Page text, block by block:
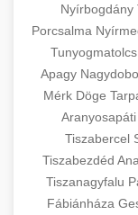
with
procedures,
for
✨ 10.
Expert
flatter,
with
👁️
refresh
eyelid
📈
Nyírbogdány
Porcsalma
Tunyogmatolcs
Apagy
Mérk Döge
Aranyosapáti
Tiszabercel
Tiszabezdéd
Tiszanagyfalu
Fábiánháza